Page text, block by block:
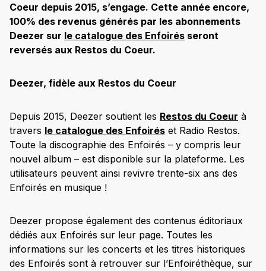
Coeur depuis 2015, s’engage. Cette année encore,
100% des revenus générés par les abonnements
Deezer sur le catalogue des Enfoirés seront
reversés aux Restos du Coeur.
Deezer, fidèle aux Restos du Coeur
Depuis 2015, Deezer soutient les Restos du Coeur à
travers le catalogue des Enfoirés et Radio Restos.
Toute la discographie des Enfoirés – y compris leur
nouvel album – est disponible sur la plateforme. Les
utilisateurs peuvent ainsi revivre trente-six ans des
Enfoirés en musique !
Deezer propose également des contenus éditoriaux
dédiés aux Enfoirés sur leur page. Toutes les
informations sur les concerts et les titres historiques
des Enfoirés sont à retrouver sur l’Enfoiréthèque, sur